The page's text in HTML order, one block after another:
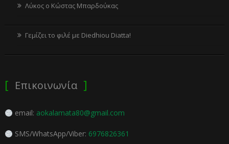
Λύκος ο Κώστας Μπαρδούκας
Γεμίζει το φιλέ με Diedhiou Diatta!
Επικοινωνία
email: aokalamata80@gmail.com
SMS/WhatsApp/Viber: 6976826361